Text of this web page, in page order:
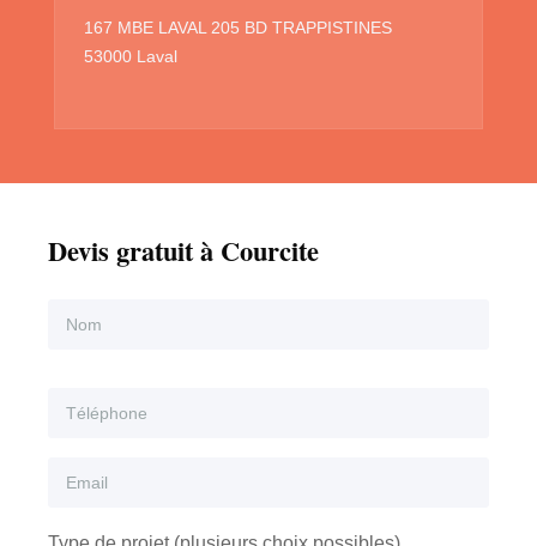
167 MBE LAVAL 205 BD TRAPPISTINES
53000 Laval
Devis gratuit à Courcite